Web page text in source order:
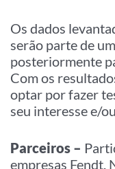
Os dados
serão parte de
posteriormente
Com os
optar por fazer
seu interesse e/
Parceiros –
empresas Fendt,